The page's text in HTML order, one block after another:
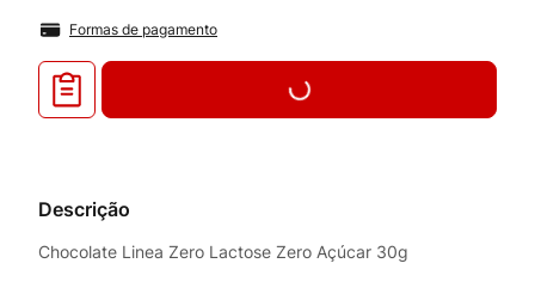
Formas de pagamento
Descrição
Chocolate Linea Zero Lactose Zero Açúcar 30g